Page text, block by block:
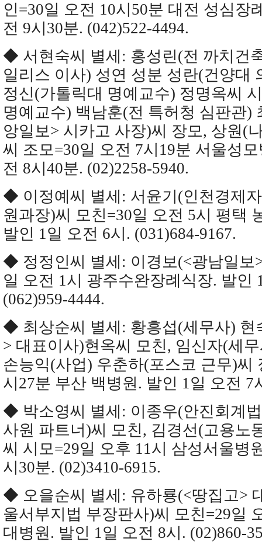
인=30일 오전 10시50분 대전 성심장
전 9시30분. (042)522-4494.
◆ 서현숙씨 별세: 홍성린(전 까치건
일리스 이사) 성연 성분 성란(건양대
정신(가톨릭대 명예교수) 정명옥씨
명예교수) 백남훈(전 특허청 심판관)
앙일보> 시카고 사장)씨 장모, 상원(
씨 조모=30일 오전 7시19분 서울성
전 8시40분. (02)2258-5940.
◆ 이정예씨 별세: 서윤기(인천경제
원과장)씨 모친=30일 오전 5시 평택
발인 1일 오전 6시. (031)684-9167.
◆ 정정인씨 별세: 이경보(<광남일보
일 오전 1시 광주수완장례식장. 발인
(062)959-4444.
◆ 최상순씨 별세: 황흥섭(세무사) 현
> 대표이사)현옥씨 모친, 임신자(세
손능익(사업) 우춘하(포스코 근무)씨
시27분 부산 백병원. 발인 1일 오전 7
◆ 박소영씨 별세: 이종우(안진회계
사원 파트너)씨 모친, 김경선(고용노
씨 시모=29일 오후 11시 삼성서울병
시30분. (02)3410-6915.
◆ 오을순씨 별세: 유하룡(<땅집고>
울서부지법 부장판사)씨 모친=29일
대병원. 발인 1일 오전 8시. (02)860-